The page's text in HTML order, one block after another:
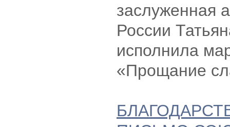
заслуженная
России
исполнила
«Прощание